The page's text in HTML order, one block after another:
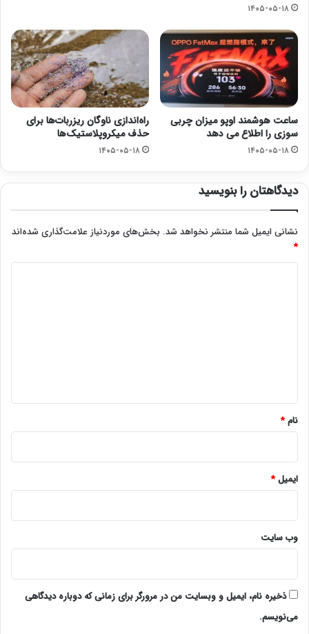
۱۴۰۵-۰۵-۱۸
ساعت هوشمند اوپو میزان چربی
سوزی را اطلاع می دهد
۱۴۰۵-۰۵-۱۸
راه‌اندازی ناوگان ریزربات‌ها برای
حذف میکروپلاستیک‌ها
۱۴۰۵-۰۵-۱۸
دیدگاهتان را بنویسید
نشانی ایمیل شما منتشر نخواهد شد. بخش‌های موردنیاز علامت‌گذاری شده‌اند
*
نام*
ایمیل*
وب‌ سایت
ذخیره نام، ایمیل و وبسایت من در مرورگر برای زمانی که دوباره دیدگاهی
می‌نویسم.